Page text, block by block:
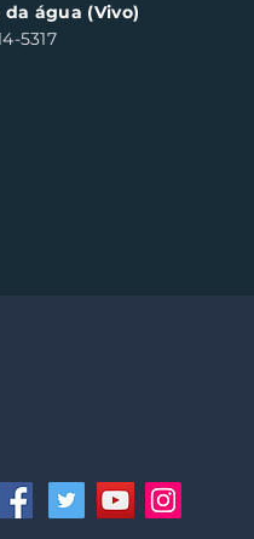
da água (Vivo)
5317